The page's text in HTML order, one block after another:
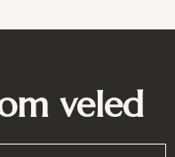
veled